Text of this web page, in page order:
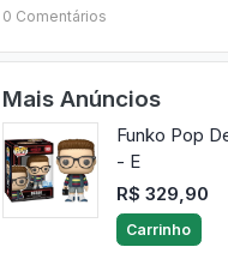
0 Comentários
Mais Anúncios
Funko Pop
- E
R$ 329,90
Carrinho